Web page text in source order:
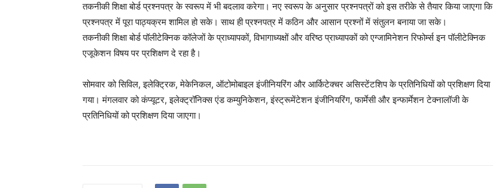
तकनीकी शिक्षा बोर्ड प्रश्नपत्र के स्वरूप में भी बदलाव करेगा। नए स्वरूप के अनुसार प्रश्नपत्रों को इस तरीके से तैयार किया जाएगा कि
प्रश्नपत्र में पूरा पाठ्यक्रम शामिल हो सके। साथ ही प्रश्नपत्र में कठिन और आसान प्रश्नों में संतुलन बनाया जा सके।
तकनीकी शिक्षा बोर्ड पॉलीटेक्निक कॉलेजों के प्राध्यापकों, विभागाध्यक्षों और वरिष्ठ प्राध्यापकों को एग्जामिनेशन रिफोर्म्स इन पॉलीटेक्निक
एजूकेशन विषय पर प्रशिक्षण दे रहा है।
सोमवार को सिविल, इलेक्ट्रिक, मेकेनिकल, ऑटोमोबाइल इंजीनियरिंग और आर्किटेक्चर असिस्टेंटशिप के प्रतिनिधियों को प्रशिक्षण दिया
गया। मंगलवार को कंप्यूटर, इलेक्ट्रॉनिक्स एंड कम्युनिकेशन, इंस्ट्रूमेंटेशन इंजीनियरिंग, फार्मेसी और इन्फार्मेशन टेक्नालॉजी के
प्रतिनिधियों को प्रशिक्षण दिया जाएगा।